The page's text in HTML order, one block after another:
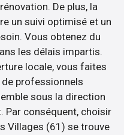
De plus, la
un suivi optimisé et un
Vous obtenez du
les délais impartis.
locale, vous faites
de professionnels
sous la direction
Par conséquent, choisir
Villages (61) se trouve